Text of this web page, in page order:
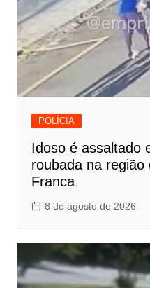
POLÍCIA
Idoso é assaltado
roubada na região
Franca
8 de agosto de 2026